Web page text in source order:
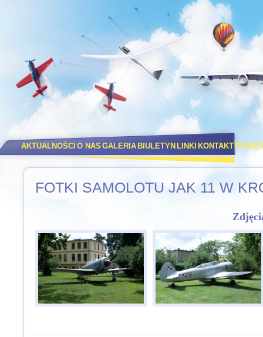
AKTUALNOŚCI O NAS GALERIA BIULETYN LINKI KONTAKT
FOTKI SAMOLOTU JAK 11 W